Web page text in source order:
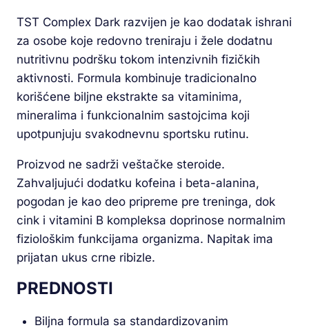
TST Complex Dark razvijen je kao dodatak ishrani
za osobe koje redovno treniraju i žele dodatnu
nutritivnu podršku tokom intenzivnih fizičkih
aktivnosti. Formula kombinuje tradicionalno
korišćene biljne ekstrakte sa vitaminima,
mineralima i funkcionalnim sastojcima koji
upotpunjuju svakodnevnu sportsku rutinu.
Proizvod ne sadrži veštačke steroide.
Zahvaljujući dodatku kofeina i beta-alanina,
pogodan je kao deo pripreme pre treninga, dok
cink i vitamini B kompleksa doprinose normalnim
fiziološkim funkcijama organizma. Napitak ima
prijatan ukus crne ribizle.
PREDNOSTI
Biljna formula sa standardizovanim